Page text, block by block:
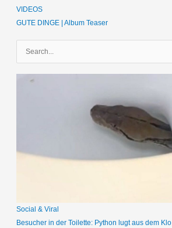
VIDEOS
GUTE DINGE | Album Teaser
c
c
Social & Viral
Besucher in der Toilette: Python lugt aus dem Klo